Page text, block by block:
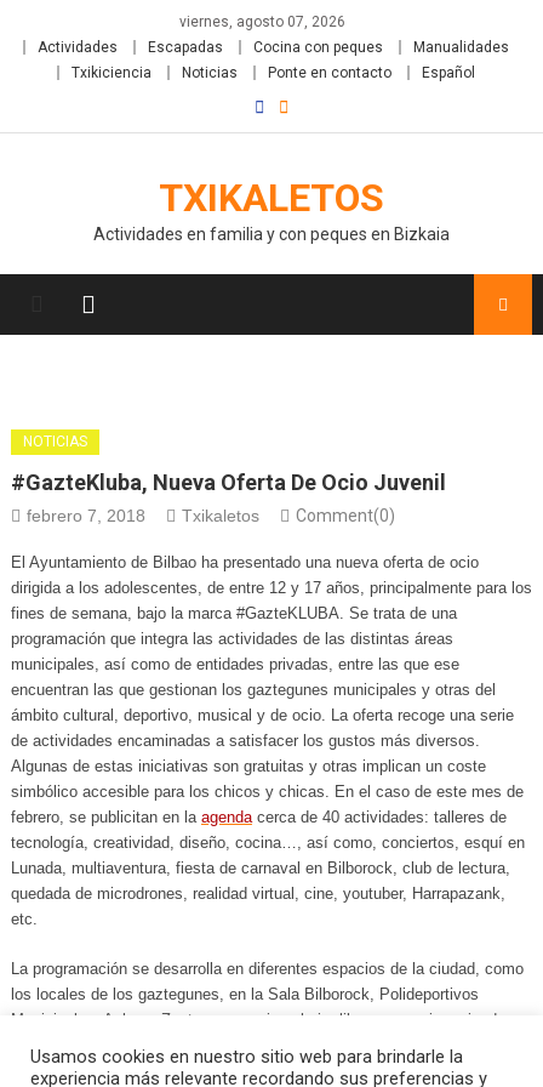
viernes, agosto 07, 2026
Actividades
Escapadas Cocina con peques
Manualidades
Txikiciencia
Noticias Ponte en contacto Español
TXIKALETOS
Actividades en familia y con peques en Bizkaia
NOTICIAS
#GazteKluba, Nueva Oferta De Ocio Juvenil
febrero 7, 2018 Txikaletos Comment(0)
El Ayuntamiento de Bilbao ha presentado una nueva oferta de ocio
dirigida a los adolescentes, de entre 12 y 17 años, principalmente para los
fines de semana, bajo la marca #GazteKLUBA. Se trata de una
programación que integra las actividades de las distintas áreas
municipales, así como de entidades privadas, entre las que ese
encuentran las que gestionan los gaztegunes municipales y otras del
ámbito cultural, deportivo, musical y de ocio. La oferta recoge una serie
de actividades encaminadas a satisfacer los gustos más diversos.
Algunas de estas iniciativas son gratuitas y otras implican un coste
simbólico accesible para los chicos y chicas. En el caso de este mes de
febrero, se publicitan en la agendacerca de 40 actividades: talleres de
tecnología, creatividad, diseño, cocina…, así como, conciertos, esquí en
Lunada, multiaventura, fiesta de carnaval en Bilborock, club de lectura,
quedada de microdrones, realidad virtual, cine, youtuber, Harrapazank,
etc.
La programación se desarrolla en diferentes espacios de la ciudad, como
los locales de los gaztegunes, en la Sala Bilborock, Polideportivos
Municipales, Azkuna Zentroa, espacios al aire libre y espacios privados,
como Lasergune, Harrobia, y Zirkozaurre, entre otros.
Usamos cookies en nuestro sitio web para brindarle la
experiencia más relevante recordando sus preferencias y